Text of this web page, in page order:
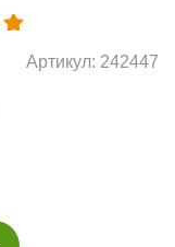
Артикул: 242447